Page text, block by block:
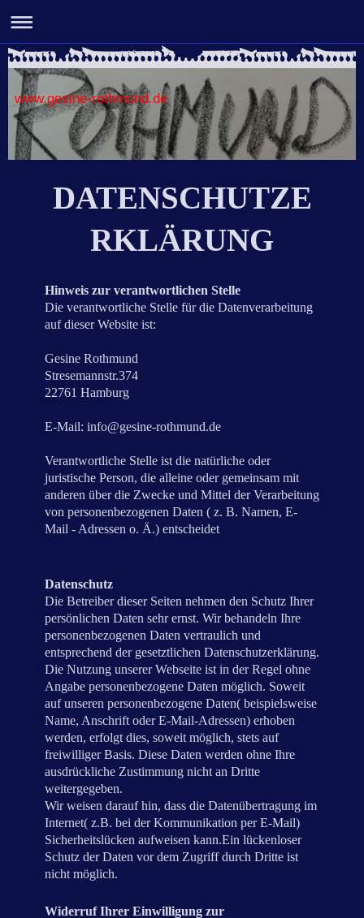
www.gesine-rothmund.de
DATENSCHUTZE
RKLÄRUNG
Hinweis zur verantwortlichen Stelle
Die verantwortliche Stelle für die Datenverarbeitung
auf dieser Website ist:
Gesine Rothmund
Stresemannstr.374
22761 Hamburg
E-Mail: info@gesine-rothmund.de
Verantwortliche Stelle ist die natürliche oder
juristische Person, die alleine oder gemeinsam mit
anderen über die Zwecke und Mittel der Verarbeitung
von personenbezogenen Daten ( z. B. Namen, E-
Mail - Adressen o. Ä.) entscheidet
Datenschutz
Die Betreiber dieser Seiten nehmen den Schutz Ihrer
persönlichen Daten sehr ernst. Wir behandeln Ihre
personenbezogenen Daten vertraulich und
entsprechend der gesetztlichen Datenschutzerklärung.
Die Nutzung unserer Webseite ist in der Regel ohne
Angabe personenbezogene Daten möglich. Soweit
auf unseren personenbezogene Daten( beispielsweise
Name, Anschrift oder E-Mail-Adressen) erhoben
werden, erfolgt dies, soweit möglich, stets auf
freiwilliger Basis. Diese Daten werden ohne Ihre
ausdrückliche Zustimmung nicht an Dritte
weitergegeben.
Wir weisen darauf hin, dass die Datenübertragung im
Internet( z.B. bei der Kommunikation per E-Mail)
Sicherheitslücken aufweisen kann.Ein lückenloser
Schutz der Daten vor dem Zugriff durch Dritte ist
nicht möglich.
Widerruf Ihrer Einwilligung zur